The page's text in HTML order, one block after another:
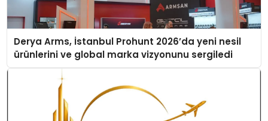
Derya Arms, İstanbul Prohunt 2026’da yeni nesil
ürünlerini ve global marka vizyonunu sergiledi